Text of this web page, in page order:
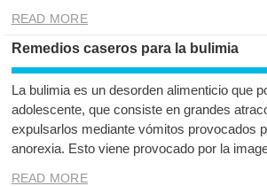
READ MORE
Remedios caseros para la bulimia
La bulimia es un desorden alimenticio que
adolescente, que consiste en grandes
expulsarlos mediante vómitos provocados
anorexia. Esto viene provocado por la
READ MORE